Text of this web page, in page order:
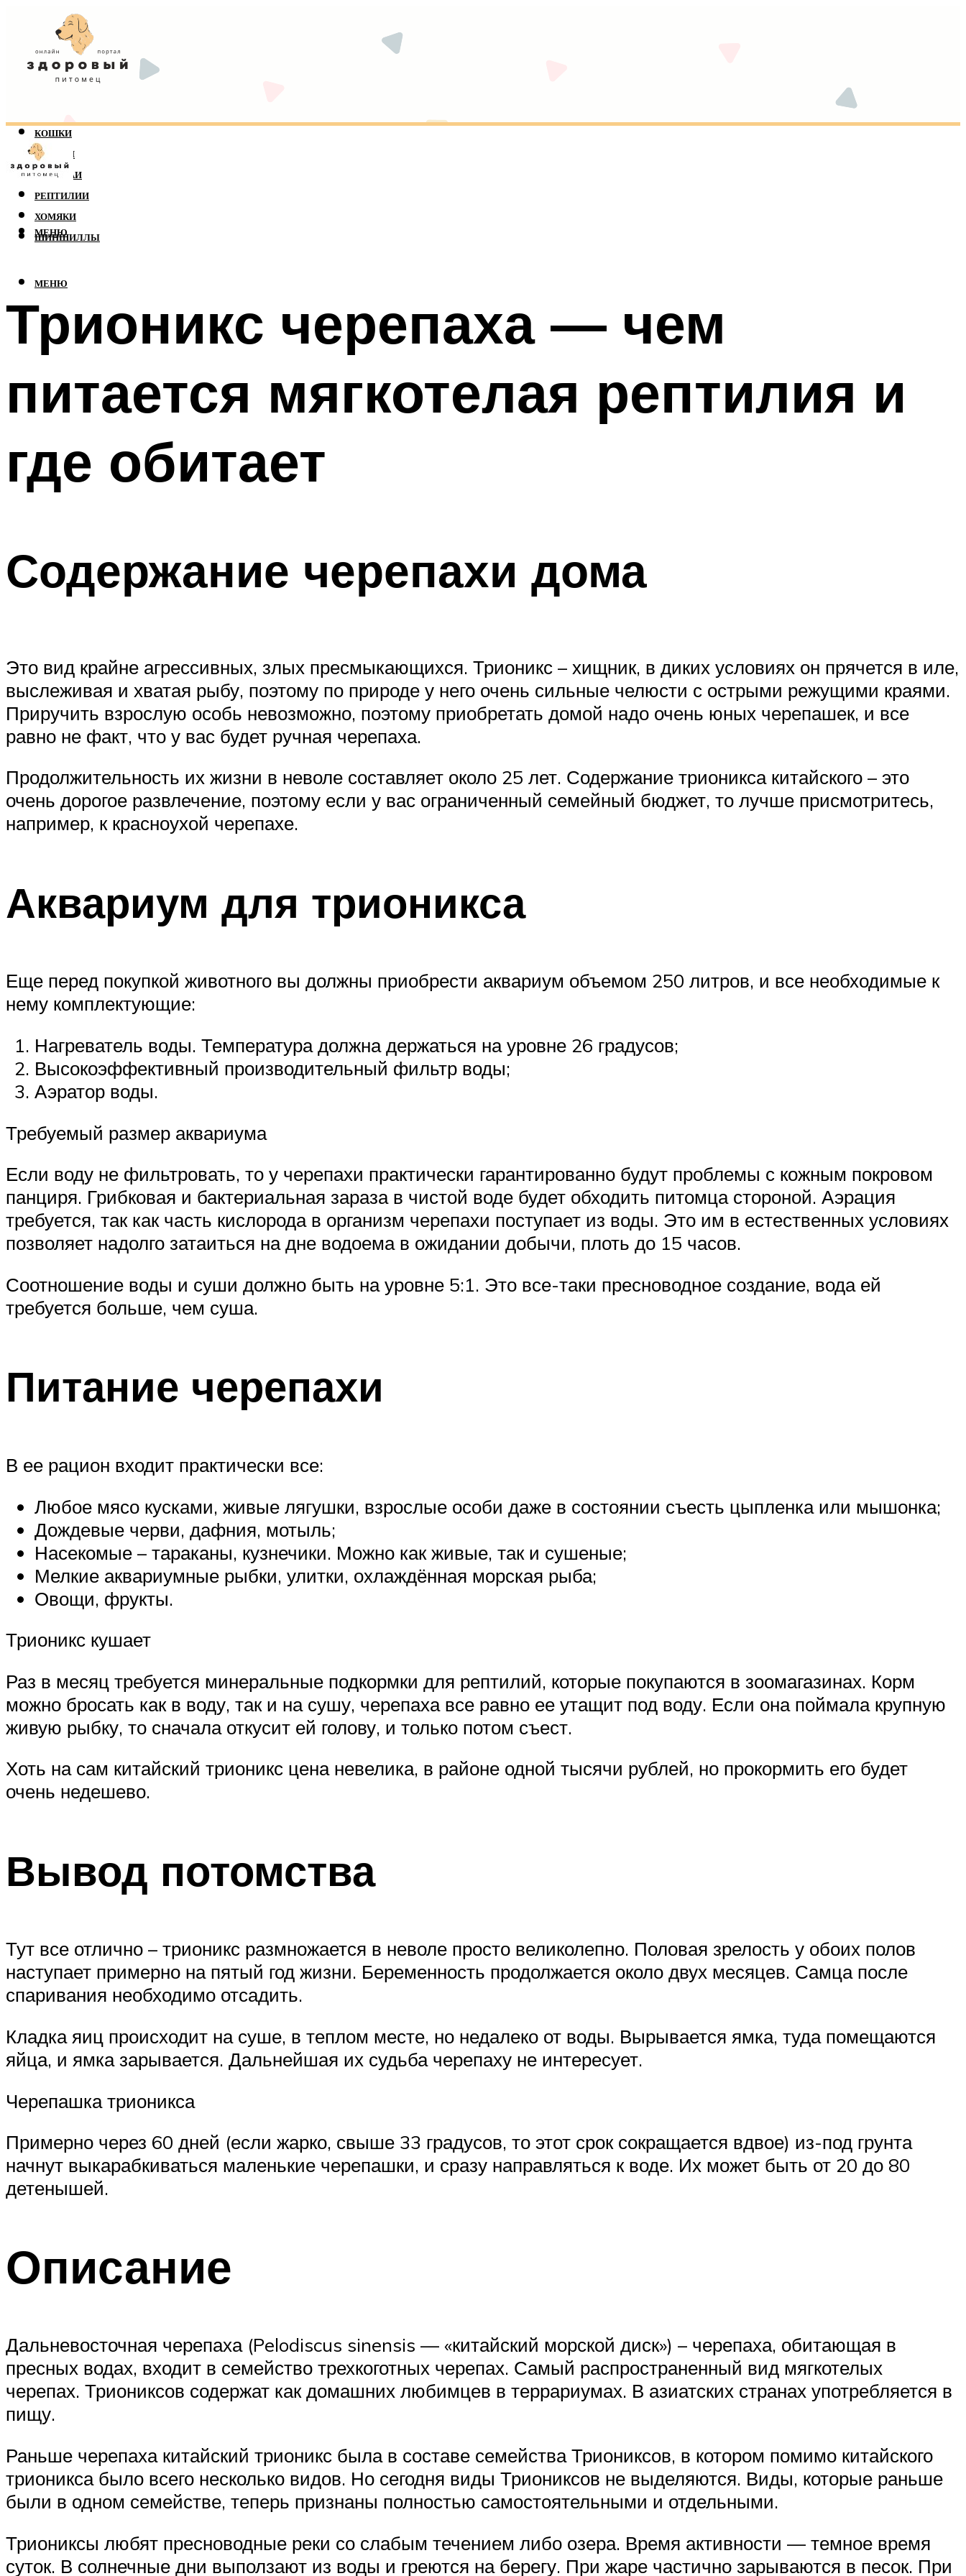
КОШКИ
СОБАКИ
ПОПУГАИ
РЕПТИЛИИ
ХОМЯКИ
ШИНШИЛЛЫ
МЕНЮ
МЕНЮ
Трионикс черепаха — чем
питается мягкотелая рептилия и
где обитает
Содержание черепахи дома
Это вид крайне агрессивных, злых пресмыкающихся. Трионикс – хищник, в диких условиях он прячется в иле,
выслеживая и хватая рыбу, поэтому по природе у него очень сильные челюсти с острыми режущими краями.
Приручить взрослую особь невозможно, поэтому приобретать домой надо очень юных черепашек, и все
равно не факт, что у вас будет ручная черепаха.
Продолжительность их жизни в неволе составляет около 25 лет. Содержание трионикса китайского – это
очень дорогое развлечение, поэтому если у вас ограниченный семейный бюджет, то лучше присмотритесь,
например, к красноухой черепахе.
Аквариум для трионикса
Еще перед покупкой животного вы должны приобрести аквариум объемом 250 литров, и все необходимые к
нему комплектующие:
Нагреватель воды. Температура должна держаться на уровне 26 градусов;
Высокоэффективный производительный фильтр воды;
Аэратор воды.
Требуемый размер аквариума
Если воду не фильтровать, то у черепахи практически гарантированно будут проблемы с кожным покровом
панциря. Грибковая и бактериальная зараза в чистой воде будет обходить питомца стороной. Аэрация
требуется, так как часть кислорода в организм черепахи поступает из воды. Это им в естественных условиях
позволяет надолго затаиться на дне водоема в ожидании добычи, плоть до 15 часов.
Соотношение воды и суши должно быть на уровне 5:1. Это все-таки пресноводное создание, вода ей
требуется больше, чем суша.
Питание черепахи
В ее рацион входит практически все:
Любое мясо кусками, живые лягушки, взрослые особи даже в состоянии съесть цыпленка или мышонка;
Дождевые черви, дафния, мотыль;
Насекомые – тараканы, кузнечики. Можно как живые, так и сушеные;
Мелкие аквариумные рыбки, улитки, охлаждённая морская рыба;
Овощи, фрукты.
Трионикс кушает
Раз в месяц требуется минеральные подкормки для рептилий, которые покупаются в зоомагазинах. Корм
можно бросать как в воду, так и на сушу, черепаха все равно ее утащит под воду. Если она поймала крупную
живую рыбку, то сначала откусит ей голову, и только потом съест.
Хоть на сам китайский трионикс цена невелика, в районе одной тысячи рублей, но прокормить его будет
очень недешево.
Вывод потомства
Тут все отлично – трионикс размножается в неволе просто великолепно. Половая зрелость у обоих полов
наступает примерно на пятый год жизни. Беременность продолжается около двух месяцев. Самца после
спаривания необходимо отсадить.
Кладка яиц происходит на суше, в теплом месте, но недалеко от воды. Вырывается ямка, туда помещаются
яйца, и ямка зарывается. Дальнейшая их судьба черепаху не интересует.
Черепашка трионикса
Примерно через 60 дней (если жарко, свыше 33 градусов, то этот срок сокращается вдвое) из-под грунта
начнут выкарабкиваться маленькие черепашки, и сразу направляться к воде. Их может быть от 20 до 80
детенышей.
Описание
Дальневосточная черепаха (Pelodiscus sinensis — «китайский морской диск») – черепаха, обитающая в
пресных водах, входит в семейство трехкоготных черепах. Самый распространенный вид мягкотелых
черепах. Триониксов содержат как домашних любимцев в террариумах. В азиатских странах употребляется в
пищу.
Раньше черепаха китайский трионикс была в составе семейства Триониксов, в котором помимо китайского
трионикса было всего несколько видов. Но сегодня виды Триониксов не выделяются. Виды, которые раньше
были в одном семействе, теперь признаны полностью самостоятельными и отдельными.
Триониксы любят пресноводные реки со слабым течением либо озера. Время активности — темное время
суток. В солнечные дни выползают из воды и греются на берегу. При жаре частично зарываются в песок. При